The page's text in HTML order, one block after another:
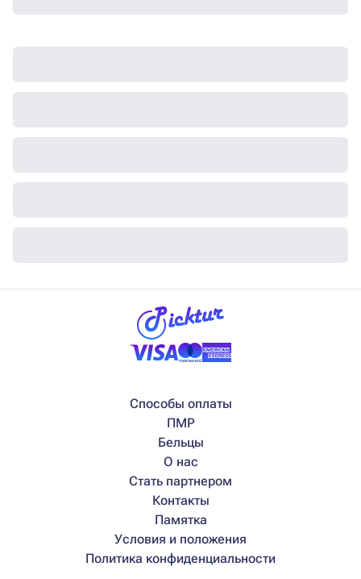
Способы оплаты
ПМР
Бельцы
О нас
Стать партнером
Контакты
Памятка
Условия и положения
Политика конфиденциальности